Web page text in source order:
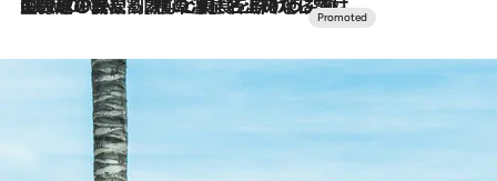
2026.7.10
NEW OPEN！【界 草津】名湯の地に誕生。趣の異なる2種の温泉と上州ならではの会席・蕎麦割烹など美食を味わう究極の癒やし旅